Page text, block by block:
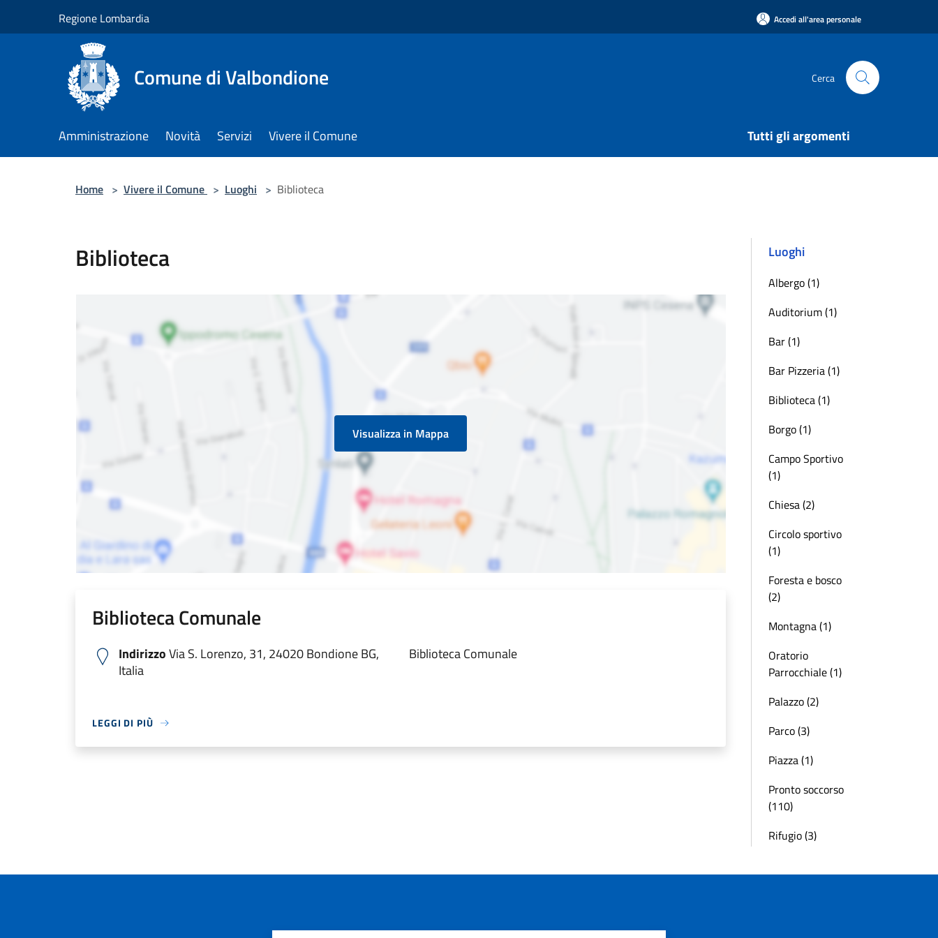
Regione Lombardia Accedi all'area personale
Comune di Valbondione Cerca
Amministrazione Novità Servizi Vivere il Comune Tutti gli argomenti
Home > Vivere il Comune > Luoghi > Biblioteca
Biblioteca
Visualizza in Mappa
Biblioteca Comunale
IndirizzoVia S. Lorenzo, 31, 24020 Bondione BG,
Italia
Biblioteca Comunale
LEGGI DI PIÙ
Luoghi
Albergo (1)
Auditorium (1)
Bar (1)
Bar Pizzeria (1)
Biblioteca (1)
Borgo (1)
Campo Sportivo
(1)
Chiesa (2)
Circolo sportivo
(1)
Foresta e bosco
(2)
Montagna (1)
Oratorio
Parrocchiale (1)
Palazzo (2)
Parco (3)
Piazza (1)
Pronto soccorso
(110)
Rifugio (3)